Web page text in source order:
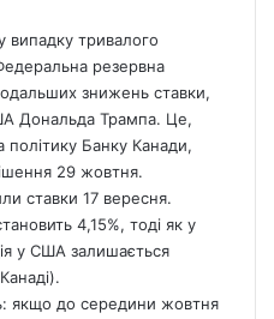
випадку тривалого
резервна
знижень ставки,
Дональда Трампа. Це,
Банку Канади,
29 жовтня.
ставки 17 вересня.
4,15%, тоді як у
у США залишається
якщо до середини жовтня